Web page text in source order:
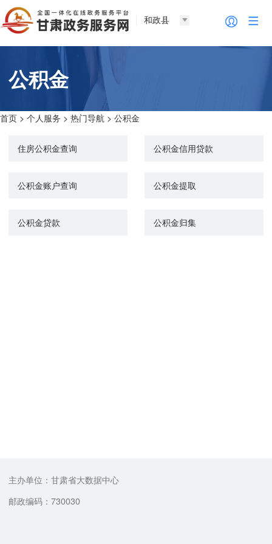
和政县
公积金
首页 > 个人服务 > 热门导航 > 公积金
住房公积金查询 公积金信用贷款
公积金账户查询 公积金提取
公积金贷款 公积金归集
主办单位：甘肃省大数据中心
邮政编码：730030